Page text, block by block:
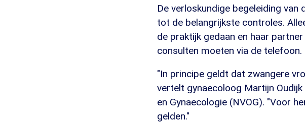
De verloskundige begeleiding
tot de belangrijkste controles.
de praktijk gedaan en haar
consulten moeten via de telefoon.
"In principe geldt dat zwangere
vertelt gynaecoloog Martijn
en Gynaecologie (NVOG). "Voor
gelden."